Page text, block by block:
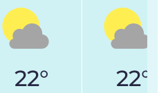
22° 22°